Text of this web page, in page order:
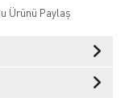
Ürünü Paylaş